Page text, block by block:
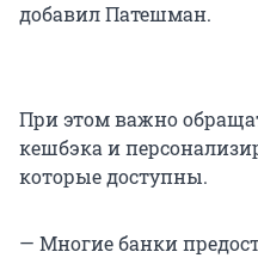
добавил Патешман.
При этом важно
кешбэка и
которые доступны.
— Многие банки